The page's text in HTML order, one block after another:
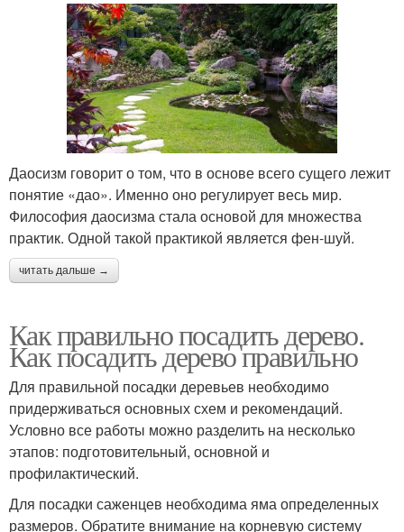
Даосизм говорит о том, что в основе всего сущего лежит
понятие «дао». Именно оно регулирует весь мир.
Философия даосизма стала основой для множества
практик. Одной такой практикой является фен-шуй.
читать дальше →
Как правильно посадить дерево.
Как посадить дерево правильно
Для правильной посадки деревьев необходимо
придерживаться основных схем и рекомендаций.
Условно все работы можно разделить на несколько
этапов: подготовительный, основной и
профилактический.
Для посадки саженцев необходима яма определенных
размеров. Обратите внимание на корневую систему